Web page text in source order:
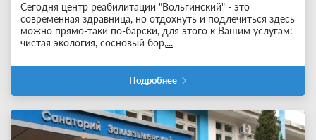
Сегодня центр реабилитации "Вольгинский" - это
современная здравница, но отдохнуть и подлечиться здесь
можно прямо-таки по-барски, для этого к Вашим услугам:
чистая экология, сосновый бор,...
Подробнее